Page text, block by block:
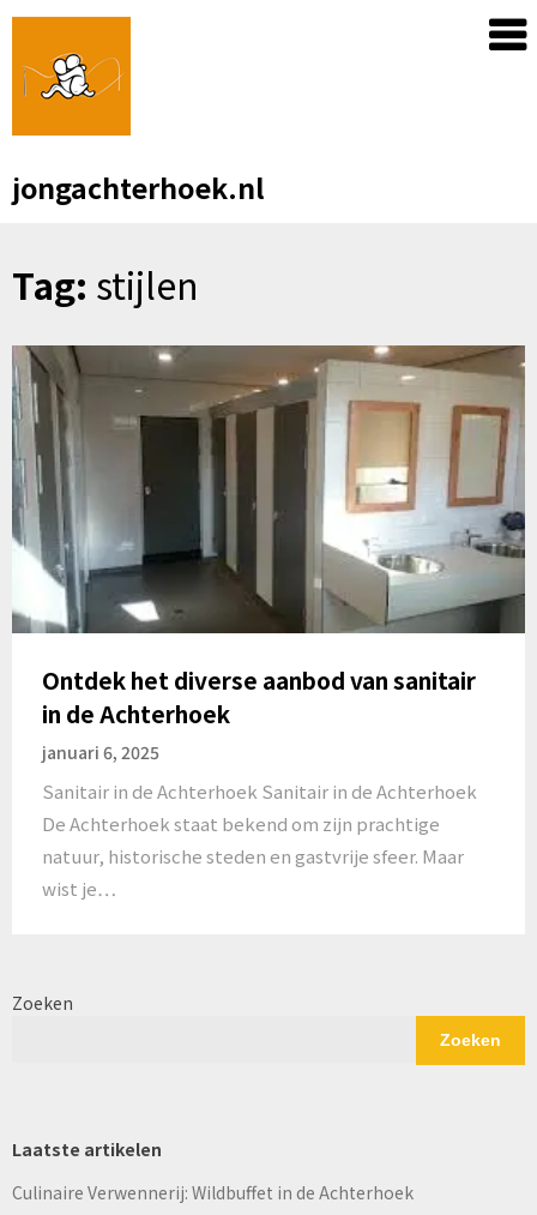
Skip
content
jongachterhoek.nl
Tag: stijlen
Ontdek het diverse aanbod van sanitair
in de Achterhoek
januari 6, 2025
Sanitair in de Achterhoek Sanitair in de Achterhoek
De Achterhoek staat bekend om zijn prachtige
natuur, historische steden en gastvrije sfeer. Maar
wist je…
Zoeken
Zoeken
Laatste artikelen
Culinaire Verwennerij: Wildbuffet in de Achterhoek